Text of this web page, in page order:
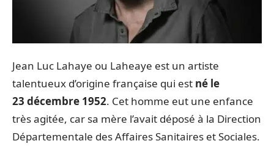
Jean Luc Lahaye ou Laheaye est un artiste
talentueux d’origine française qui est né le
23 décembre 1952. Cet homme eut une enfance
très agitée, car sa mère l’avait déposé à la Direction
Départementale des Affaires Sanitaires et Sociales.